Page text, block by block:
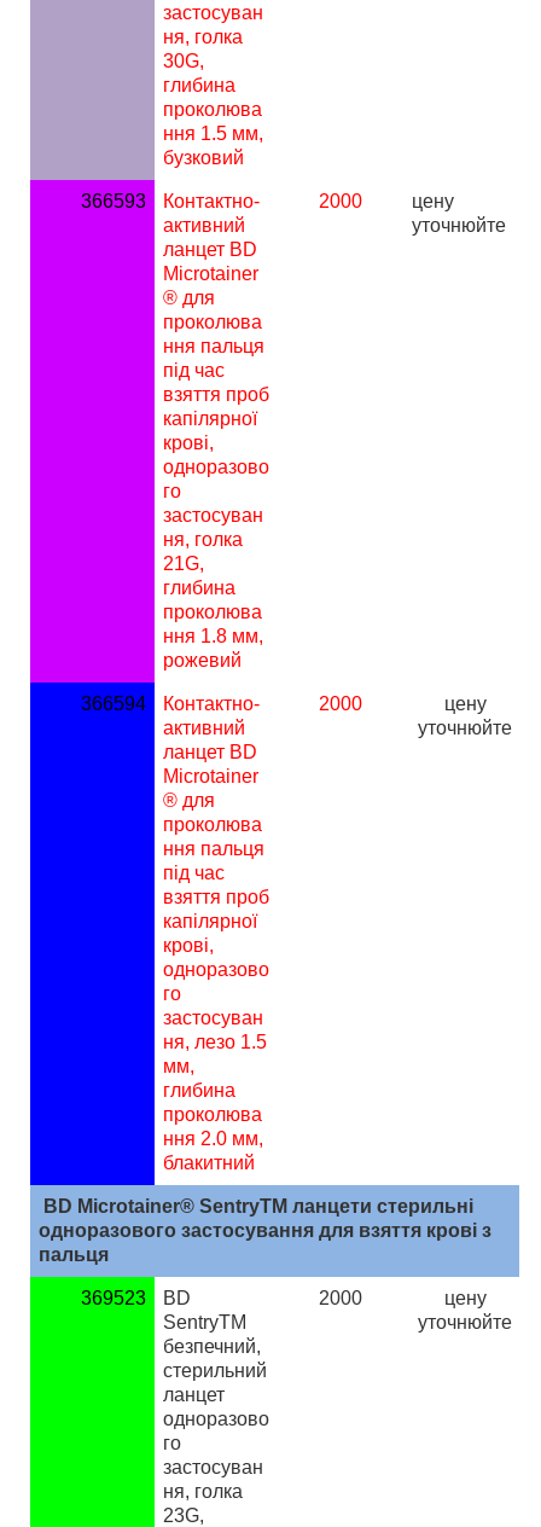
застосуван
ня, голка
30G,
глибина
проколюва
ння 1.5 мм,
бузковий
366593
Контактно-
активний
ланцет BD
Microtainer
® для
проколюва
ння пальця
під час
взяття проб
капілярної
крові,
одноразово
го
застосуван
ня, голка
21G,
глибина
проколюва
ння 1.8 мм,
рожевий
2000 цену
уточнюйте
366594
Контактно-
активний
ланцет BD
Microtainer
® для
проколюва
ння пальця
під час
взяття проб
капілярної
крові,
одноразово
го
застосуван
ня, лезо 1.5
мм,
глибина
проколюва
ння 2.0 мм,
блакитний
2000 цену
уточнюйте
BD Microtainer® SentryTM ланцети стерильні
одноразового застосування для взяття крові з
пальця
369523
BD
SentryTM
безпечний,
стерильний
ланцет
одноразово
го
застосуван
ня, голка
23G,
2000 цену
уточнюйте